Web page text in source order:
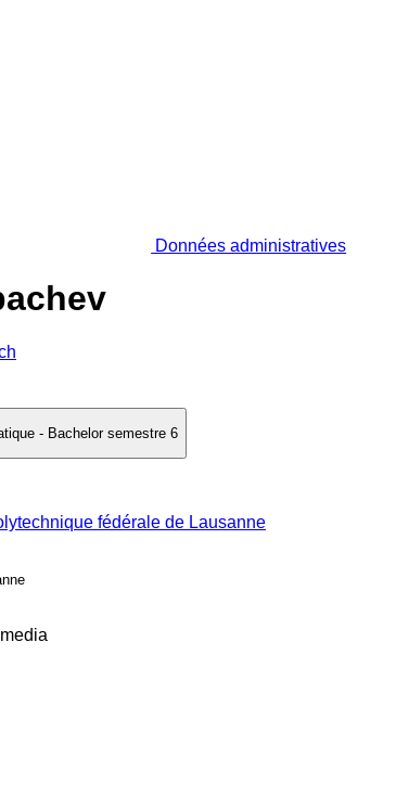
Données administratives
- Bachelor semestre 6